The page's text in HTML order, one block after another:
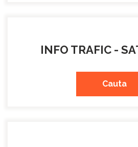
INFO TRAFIC -
Cauta